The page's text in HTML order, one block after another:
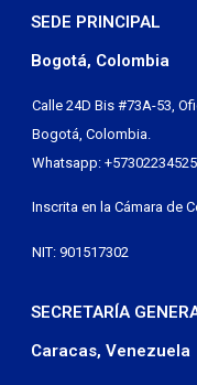
SEDE PRINCIPAL
Bogotá, Colombia
Calle 24D Bis #73A-53,
Bogotá, Colombia.
Whatsapp:
Inscrita en la Cámara de
NIT: 901517302
SECRETARÍA
Caracas, Venezuela